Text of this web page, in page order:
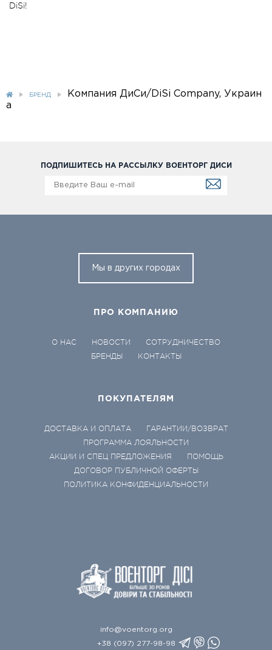
DiSi!
БРЕНД
Компания ДиСи/DiSi Company, Украин
а
ПОДПИШИТЕСЬ НА РАССЫЛКУ ВОЕНТОРГ ДИСИ
Мы в других городах
ПРО КОМПАНИЮ
О НАС НОВОСТИ
СОТРУДНИЧЕСТВО
БРЕНДЫ
КОНТАКТЫ
ПОКУПАТЕЛЯМ
ДОСТАВКА И ОПЛАТА
ГАРАНТИИ/ВОЗВРАТ
ПРОГРАММА ЛОЯЛЬНОСТИ
АКЦИИ И СПЕЦ ПРЕДЛОЖЕНИЯ
ПОМОЩЬ
ДОГОВОР ПУБЛИЧНОЙ ОФЕРТЫ
ПОЛИТИКА КОНФИДЕНЦИАЛЬНОСТИ
info@voentorg.org
+38 (097) 277-98-98